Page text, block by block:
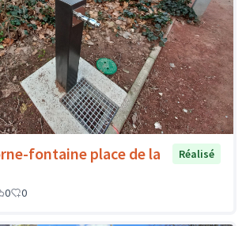
fontaine place de la
Réalisé
0 0